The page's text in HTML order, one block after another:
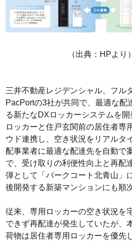
（出典：HPより）
三井不動産レジデンシャル、フル
PacPortの3社が共同で、最適な配
る新たなDXロッカーシステムを
ロッカーと住戸玄関前の居住者専
ウド連携し、空き状況をリアルタ
配事業者に最適な配達先を自動で
で、受け取りの利便性向上と再配
弾として「パークコート北青山」
後開発する新築マンションにも順
従来、専用ロッカーの空き状況を
できず再配達が発生していたが、
荷物は居住者専用ロッカーを優先